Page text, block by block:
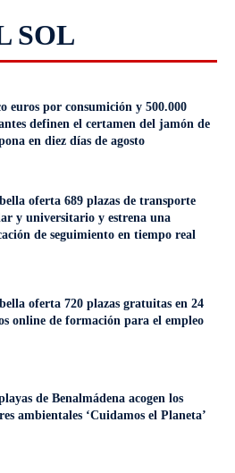
SOL
euros por consumición y 500.000
definen el certamen del jamón de
en diez días de agosto
oferta 689 plazas de transporte
y universitario y estrena una
de seguimiento en tiempo real
oferta 720 plazas gratuitas en 24
online de formación para el empleo
de Benalmádena acogen los
ambientales ‘Cuidamos el Planeta’